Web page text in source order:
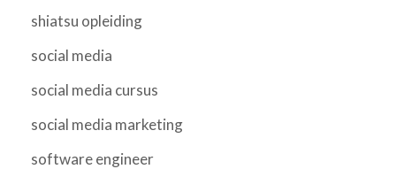
shiatsu opleiding
social media
social media cursus
social media marketing
software engineer